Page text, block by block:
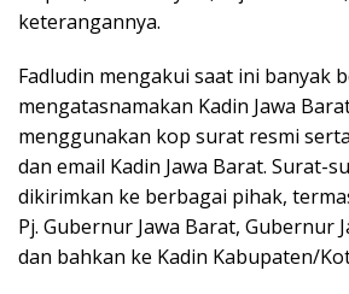
keterangannya.
Fadludin mengakui saat ini banyak
mengatasnamakan Kadin Jawa
menggunakan kop surat resmi
dan email Kadin Jawa Barat. Surat-
dikirimkan ke berbagai pihak,
Pj. Gubernur Jawa Barat, Gubernur
dan bahkan ke Kadin Kabupaten/